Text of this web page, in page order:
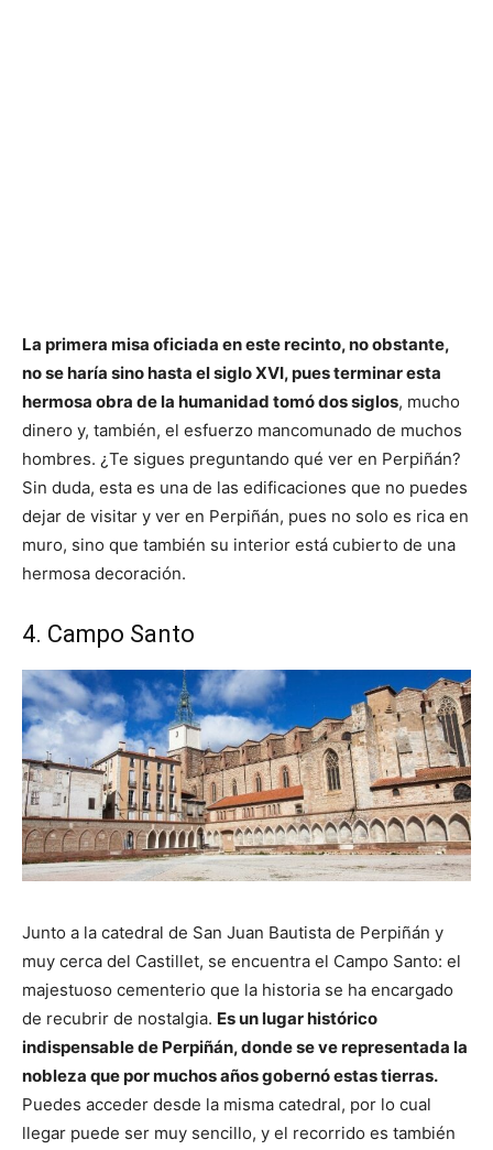
La primera misa oficiada en este recinto, no obstante,
no se haría sino hasta el siglo XVI, pues terminar esta
hermosa obra de la humanidad tomó dos siglos, mucho
dinero y, también, el esfuerzo mancomunado de muchos
hombres. ¿Te sigues preguntando qué ver en Perpiñán?
Sin duda, esta es una de las edificaciones que no puedes
dejar de visitar y ver en Perpiñán, pues no solo es rica en
muro, sino que también su interior está cubierto de una
hermosa decoración.
4. Campo Santo
Junto a la catedral de San Juan Bautista de Perpiñán y
muy cerca del Castillet, se encuentra el Campo Santo: el
majestuoso cementerio que la historia se ha encargado
de recubrir de nostalgia. Es un lugar histórico
indispensable de Perpiñán, donde se ve representada la
nobleza que por muchos años gobernó estas tierras.
Puedes acceder desde la misma catedral, por lo cual
llegar puede ser muy sencillo, y el recorrido es también